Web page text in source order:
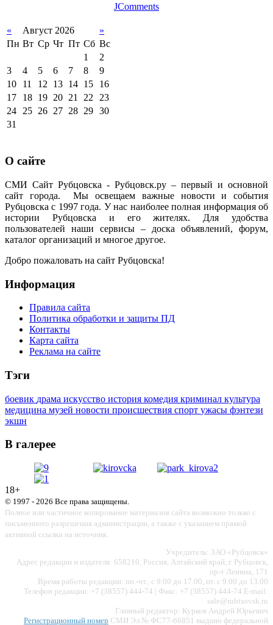
JComments
« Август 2026
»
Пн Вт Ср Чт Пт Сб Вс
1
2
3
4 5 6 7 8
9
10
11 12 13 14 15
16
17
18 19 20 21 22
23
24
25 26 27 28 29 30
31
О сайте
СМИ Сайт Рубцовска - Рубцовск.ру – первый и основной
сайт города. Мы освещаем важные новости и события
Рубцовска с 1997 года. У нас наиболее полная информация об
истории Рубцовска и его жителях. Для удобства
пользователей наши сервисы – доска объявлений, форум,
каталог организаций и многое другое.
Добро пожаловать на сайт Рубцовска!
Информация
Правила сайта
Политика обработки и защиты ПД
Контакты
Карта сайта
Реклама на сайте
Тэги
боевик драма искусство история комедия криминал культура
медицина музей новости происшествия спорт ужасы фэнтези
экшн
В галерее
18+
© 1997 - 2026 Все права защищены.
Полное или частичное копирование материалов сайта возможно только с
письменного разрешения администрации, а также с указанием прямой
активной ссылки на источник.
Учредитель: ЗАО «Рубцовск»
Адрес редакции и издателя: 658210, Россия, Алтайский край, г. Рубцовск,
пр-т Ленина, 171
Время работы редакции: пн.-чт., с 9.00 до 17.00, пт. с 9.00 до 13.00
Телефон редакции: +7 (38557) 444-74 | Факс: +7 (38557) 444-74 E-mail:
sale@rubtsovsk.ru
Главный редактор: Курков Андрей Юрьевич
Регистрационный номер СМИ Эл № ФС77-66851 выдано федеральной